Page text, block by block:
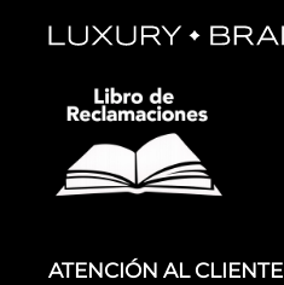
ATENCIÓN AL CLIENTE